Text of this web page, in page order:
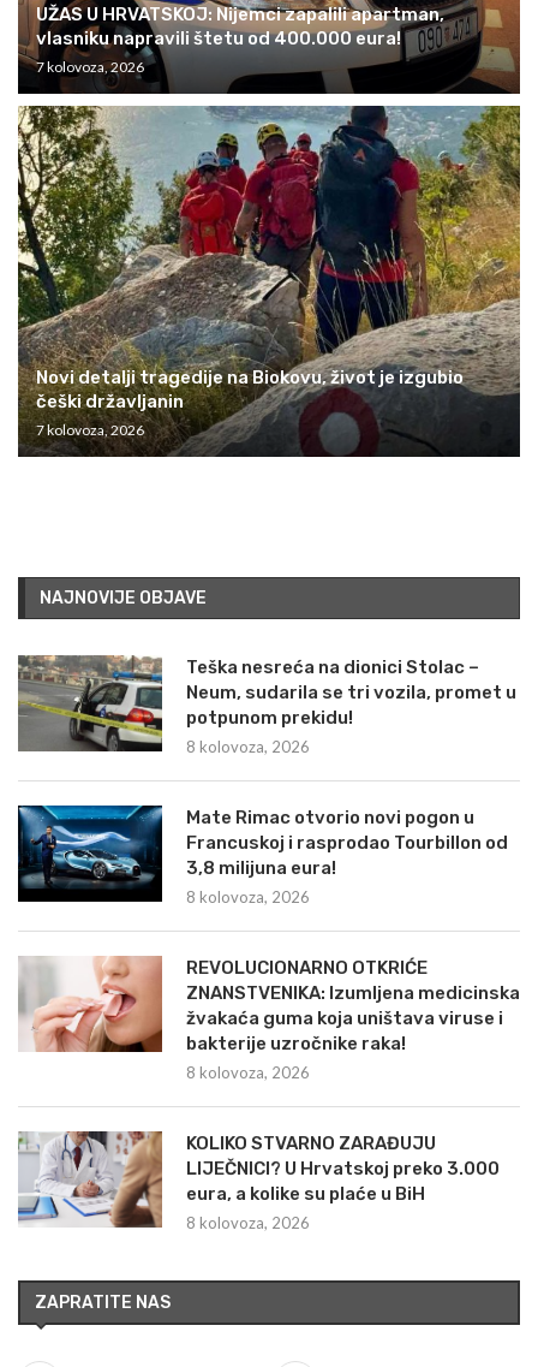
UŽAS U HRVATSKOJ: Nijemci zapalili apartman,
vlasniku napravili štetu od 400.000 eura!
7 kolovoza, 2026
Novi detalji tragedije na Biokovu, život je izgubio
češki državljanin
7 kolovoza, 2026
NAJNOVIJE OBJAVE
Teška nesreća na dionici Stolac –
Neum, sudarila se tri vozila, promet u
potpunom prekidu!
8 kolovoza, 2026
Mate Rimac otvorio novi pogon u
Francuskoj i rasprodao Tourbillon od
3,8 milijuna eura!
8 kolovoza, 2026
REVOLUCIONARNO OTKRIĆE
ZNANSTVENIKA: Izumljena medicinska
žvakaća guma koja uništava viruse i
bakterije uzročnike raka!
8 kolovoza, 2026
KOLIKO STVARNO ZARAĐUJU
LIJEČNICI? U Hrvatskoj preko 3.000
eura, a kolike su plaće u BiH
8 kolovoza, 2026
ZAPRATITE NAS